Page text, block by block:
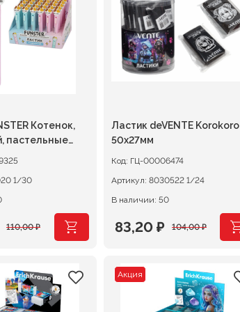
133,00 ₽.
Котенок,
пастельные
274020 1/30
110,00₽
Ластик deVENTE Korokoro
50х27мм
Код: ГЦ-00006474
Артикул:
8030522 1/24
В наличии: 50
104,00₽
Первоначальная
составляла
83,20 ₽
Текущая
83,20 ₽.
Акция